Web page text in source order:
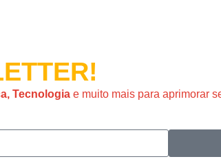
Tecnologia e muito mais para aprimorar